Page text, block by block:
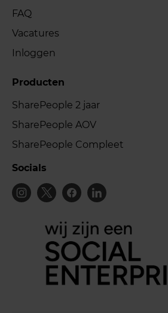
FAQ
Vacatures
Inloggen
Producten
SharePeople 2 jaar
SharePeople AOV
SharePeople Compleet
Socials